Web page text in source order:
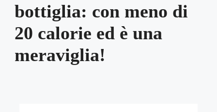
bottiglia: con meno di
20 calorie ed è una
meraviglia!